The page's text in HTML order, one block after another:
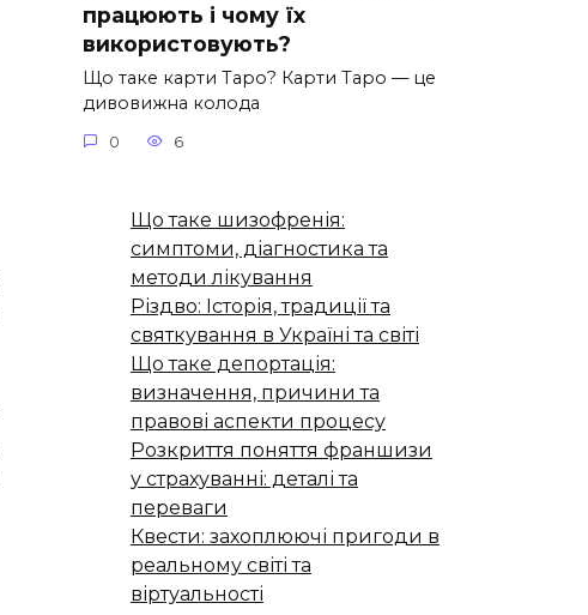
працюють і чому їх
використовують?
Що таке карти Таро? Карти Таро — це
дивовижна колода
0 6
Що таке шизофренія:
симптоми, діагностика та
методи лікування
Різдво: Історія, традиції та
святкування в Україні та світі
Що таке депортація:
визначення, причини та
правові аспекти процесу
Розкриття поняття франшизи
у страхуванні: деталі та
переваги
Квести: захоплюючі пригоди в
реальному світі та
віртуальності